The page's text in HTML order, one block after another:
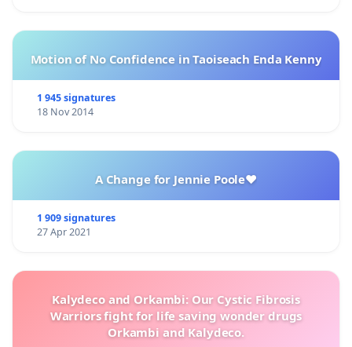
Motion of No Confidence in Taoiseach Enda Kenny
1 945 signatures
18 Nov 2014
A Change for Jennie Poole❤️
1 909 signatures
27 Apr 2021
Kalydeco and Orkambi: Our Cystic Fibrosis
Warriors fight for life saving wonder drugs
Orkambi and Kalydeco.